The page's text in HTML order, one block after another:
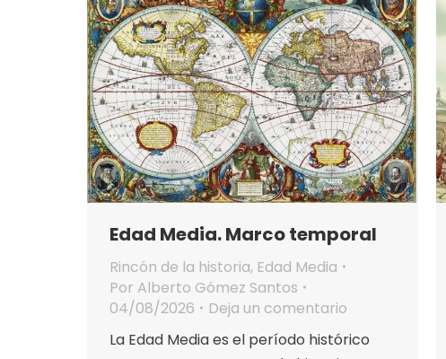
Edad Media. Marco temporal
Rincón de la historia, Edad Media
Por Alberto Gómez Santos
04/08/2026
Deja un comentario
La Edad Media es el período histórico